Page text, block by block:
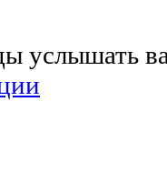
услышать